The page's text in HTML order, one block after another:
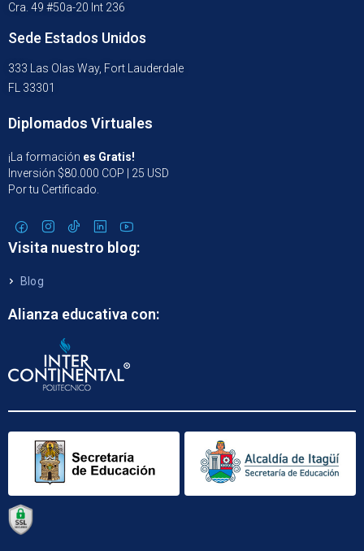
Cra. 49 #50a-20 Int 236
Sede Estados Unidos
333 Las Olas Way, Fort Lauderdale
FL 33301
Diplomados Virtuales
¡La formación es Gratis!
Inversión $80.000 COP | 25 USD
Por tu Certificado.
Visita nuestro blog:
Blog
Alianza educativa con: